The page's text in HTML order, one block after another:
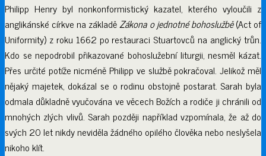
Philipp Henry byl nonkonformistický kazatel, kterého vyloučili z
anglikánské církve na základěZákona o jednotné bohoslužbě(Act of
Uniformity) z roku 1662 po restauraci Stuartovců na anglický trůn.
Kdo se nepodrobil přikazované bohoslužební liturgii, nesměl kázat.
Přes určité potíže nicméně Philipp ve službě pokračoval. Jelikož měl
nějaký majetek, dokázal se o rodinu obstojně postarat. Sarah byla
odmala důkladně vyučována ve věcech Božích a rodiče ji chránili od
mnohých zlých vlivů. Sarah později například vzpomínala, že až do
svých 20 let nikdy neviděla žádného opilého člověka nebo neslyšela
nikoho klít.